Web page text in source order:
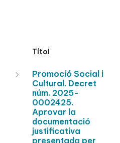
Títol
Promoció Social i
Cultural. Decret
núm. 2025-
0002425.
Aprovar la
documentació
justificativa
presentada per